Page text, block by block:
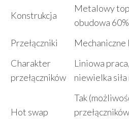
Konstrukcja
Metalowy
obudowa 60%
Przełączniki
Mechaniczne
Charakter
przełączników
Liniowa
niewielka
Hot swap
Tak